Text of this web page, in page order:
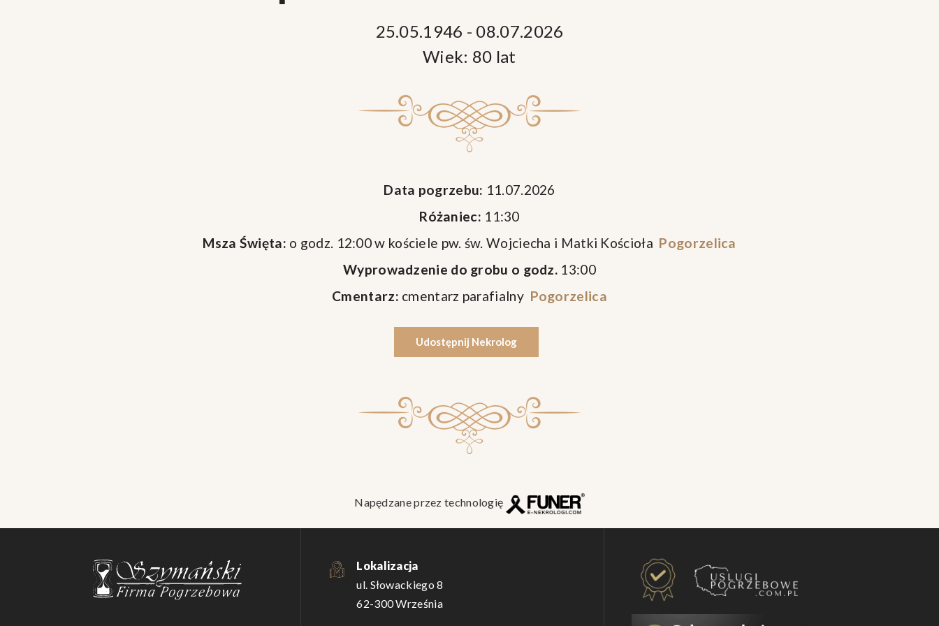
25.05.1946 - 08.07.2026
Wiek: 80 lat
Data pogrzebu: 11.07.2026
Różaniec: 11:30
Msza Święta: o godz. 12:00 w kościele pw. św. Wojciecha i Matki Kościoła Pogorzelica
Wyprowadzenie do grobu o godz. 13:00
Cmentarz: cmentarz parafialny Pogorzelica
Udostępnij Nekrolog
Napędzane przez technologię
Lokalizacja
ul. Słowackiego 8
62-300 Września